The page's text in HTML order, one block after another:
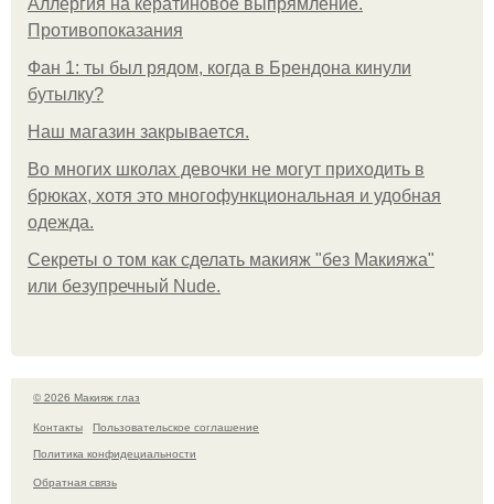
Аллергия на кератиновое выпрямление.
Противопоказания
Фан 1: ты был рядом, когда в Брендона кинули
бутылку?
Нaш магaзин зaкрывaeтся.
Во многих школах девочки не могут приходить в
брюках, хотя это многофункциональная и удобная
одежда.
Секреты о том как сделать макияж "без Макияжа"
или безупречный Nude.
© 2026 Макияж глаз
Контакты
Пользовательское соглашение
Политика конфидециальности
Обратная связь